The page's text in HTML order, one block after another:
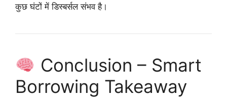
कुछ घंटों में डिस्बर्सल संभव है।
Conclusion – Smart
Borrowing Takeaway